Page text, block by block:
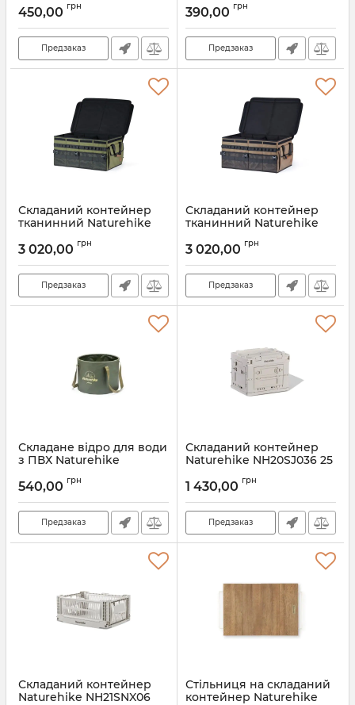
20л, прозорий
Артикул:7_65799
450,00 грн
Предзаказ
10л, прозорий
Артикул:7_65798
390,00 грн
Предзаказ
Складаний контейнер
тканинний Naturehike
зелений
Артикул:7_65352
3 020,00 грн
Предзаказ
Складаний контейнер
тканинний Naturehike
коричневий
Артикул:7_65351
3 020,00 грн
Предзаказ
Складане відро для води
з ПВХ Naturehike
зелений
Артикул:7_64292
540,00 грн
Предзаказ
Складаний контейнер
Naturehike NH20SJ036 25
Артикул:7_63653
1 430,00 грн
Предзаказ
Складаний контейнер
Naturehike NH21SNX06
Стільниця на складаний
контейнер Naturehike